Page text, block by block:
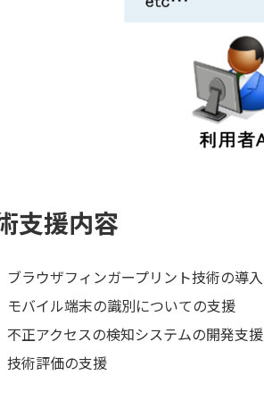
支援内容
ブラウザフィンガープリント技術の導
モバイル端末の識別についての支援
不正アクセスの検知システムの開発支援
技術評価の支援